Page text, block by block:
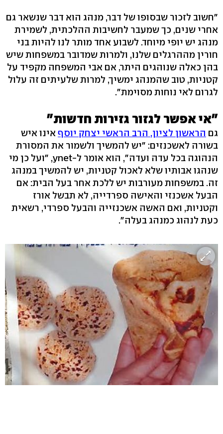
"חשוב לזכור שבסופו של דבר, מנהג הוא דבר שנשאר גם
אחרי שנים, כך שמעבר לחשיבות ההלכתית, לשמירת
מנהג יש יופי מיוחד. לשבוע אחד מותר לנו להיות בני
חורין מההרגלים שלנו, ולמרות שמדובר במשפחות שיש
בהן כאלה שנוהגים היתר, אם אבי המשפחה מקפיד על
קטניות, טוב שהמנהג ימשיך, למרות שלעיתים זה עלול
לגרום לאי נוחות מסוימת".
"אי אפשר לגזור גזירות חדשות"
גם הראשון לציון, הרב הראשי יצחק יוסף אינו איש
בשורה לאשכנזים: "יש להמשיך ולשמור את המסורת
הנהוגה בכל עדה ועדה", הוא אומר ל-ynet, "ועל כן מי
שנהגו אבותיו שלא לאכול קטניות, יש להמשיך במנהג
זה. במשפחות מעורבות יש ללכת אחר בעל הבית: אם
הבעל אשכנזי והאישה ספרדייה, לא תבשל אורז
וקטניות, ואם האשה אשכנזייה והבעל ספרדי, רשאית
כעת לנהוג כמנהג בעלה".